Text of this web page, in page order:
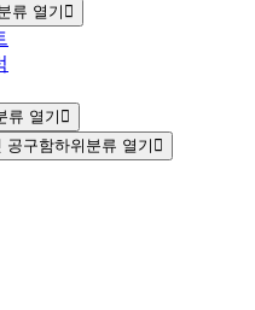
류 열기
류 열기
공구함하위분류 열기